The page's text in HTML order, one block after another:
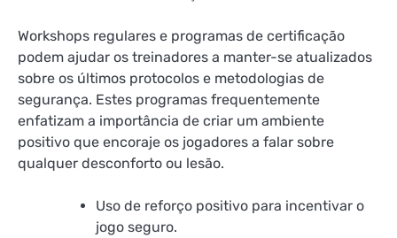
Workshops regulares e programas de certificação
podem ajudar os treinadores a manter-se atualizados
sobre os últimos protocolos e metodologias de
segurança. Estes programas frequentemente
enfatizam a importância de criar um ambiente
positivo que encoraje os jogadores a falar sobre
qualquer desconforto ou lesão.
Uso de reforço positivo para incentivar o
jogo seguro.